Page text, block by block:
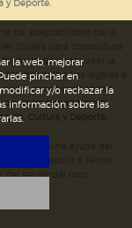
y Deporte.
Siruela para dispositivos
para impulsar la
culturales legales e
recursos tecnológicos
subvencionada por el
Cultura y Deporte.
percibido una ayuda del
del sector del libro.
la web, mejorar
pinchar en
y/o rechazar la
información sobre las